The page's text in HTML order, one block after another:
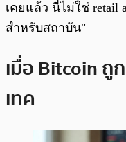
เคยแล้ว นี่ไม่ใช่ retail
สำหรับสถาบัน"
เมื่อ Bitcoin ถู
เทค